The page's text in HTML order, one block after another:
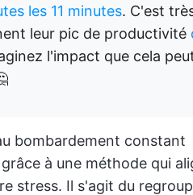
les 11 minutes. C'est
leur pic de productivité
l'impact que cela
bombardement constant
à une méthode qui
stress. Il s'agit du